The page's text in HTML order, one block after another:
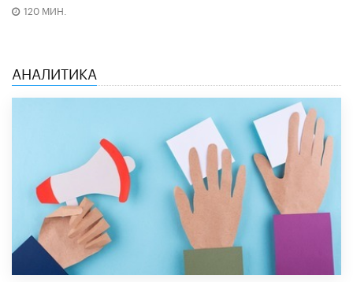
120 МИН.
АНАЛИТИКА